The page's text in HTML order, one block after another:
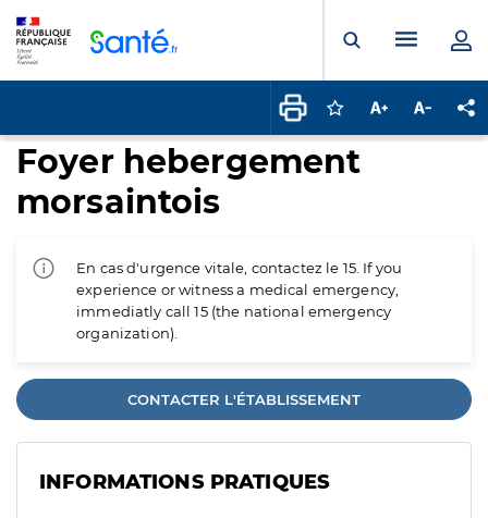
Ouvrir laMenu
Connectez-vous
Augmenter la
Foyer hebergement
morsaintois
En cas d'urgence vitale, contactez le 15. If you
experience or witness a medical emergency,
immediatly call 15 (the national emergency
organization).
CONTACTER L'ÉTABLISSEMENT
INFORMATIONS PRATIQUES